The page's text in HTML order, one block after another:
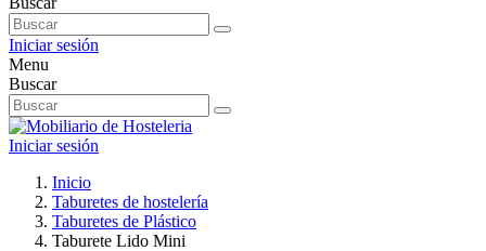
Iniciar sesión
Menu
Buscar
Iniciar sesión
Inicio
Taburetes de hostelería
Taburetes de Plástico
Taburete Lido Mini